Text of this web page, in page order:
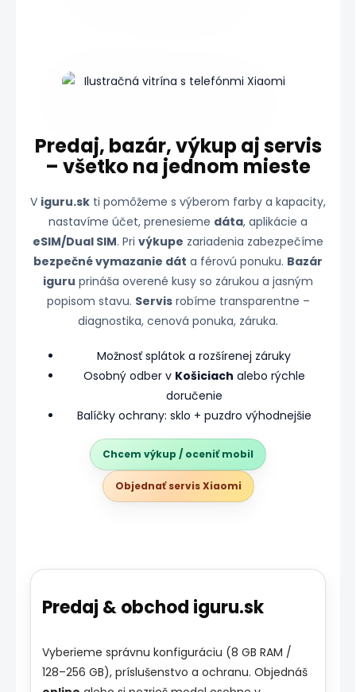
Predaj, bazár, výkup aj servis
– všetko na jednom mieste
V iguru.sk ti pomôžeme s výberom farby a kapacity,
nastavíme účet, prenesieme dáta, aplikácie a
eSIM/Dual SIM. Pri výkupe zariadenia zabezpečíme
bezpečné vymazanie dát a férovú ponuku. Bazár
iguru prináša overené kusy so zárukou a jasným
popisom stavu. Servisrobíme transparentne –
diagnostika, cenová ponuka, záruka.
Možnosť splátok a rozšírenej záruky
Osobný odber v Košiciach alebo rýchle
doručenie
Balíčky ochrany: sklo + puzdro výhodnejšie
Chcem výkup / oceniť mobil
Objednať servis Xiaomi
Predaj & obchod iguru.sk
Vyberieme správnu konfiguráciu (8 GB RAM /
128–256 GB), príslušenstvo a ochranu. Objednáš